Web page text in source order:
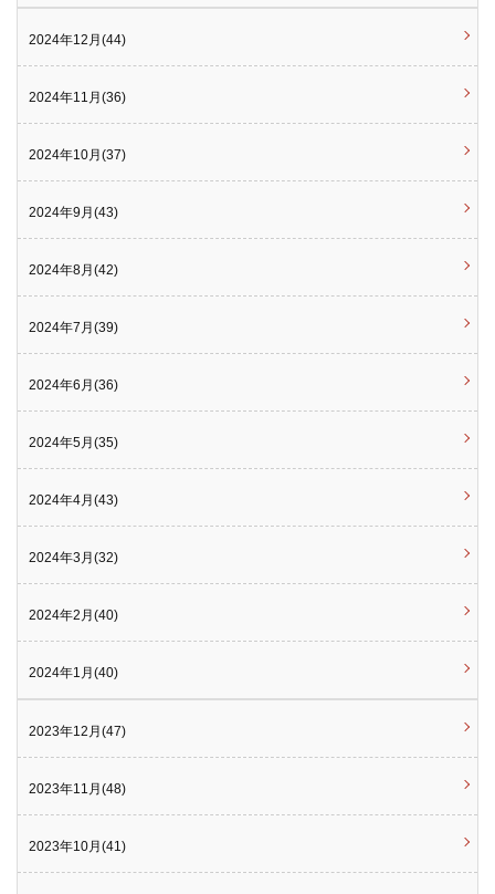
2024年12月(44)
2024年11月(36)
2024年10月(37)
2024年9月(43)
2024年8月(42)
2024年7月(39)
2024年6月(36)
2024年5月(35)
2024年4月(43)
2024年3月(32)
2024年2月(40)
2024年1月(40)
2023年12月(47)
2023年11月(48)
2023年10月(41)